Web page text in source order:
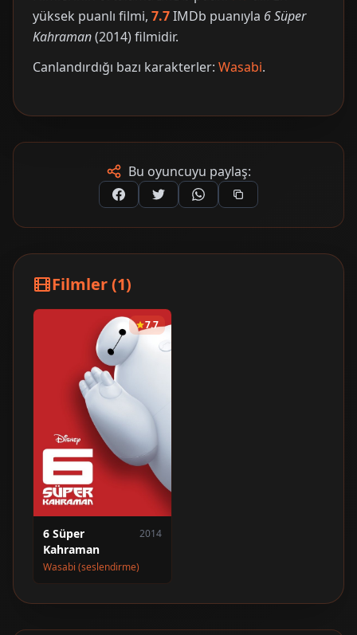
yüksek puanlı filmi, 7.7IMDb puanıyla 6 Süper
Kahraman(2014) filmidir.
Canlandırdığı bazı karakterler: Wasabi.
Bu oyuncuyu paylaş:
Filmler (1)
7.7
6 Süper
Kahraman
2014
Wasabi (seslendirme)